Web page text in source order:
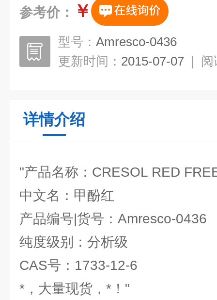
参考价： ￥
型号： Amresco-0436
更新时间： 2015-07-07 | 阅
详情介绍
"产品名称：CRESOL RED
中文名：甲酚红
产品编号|货号：Amresco-0436
纯度级别：分析级
CAS号：1733-12-6
*，大量现货，*！"